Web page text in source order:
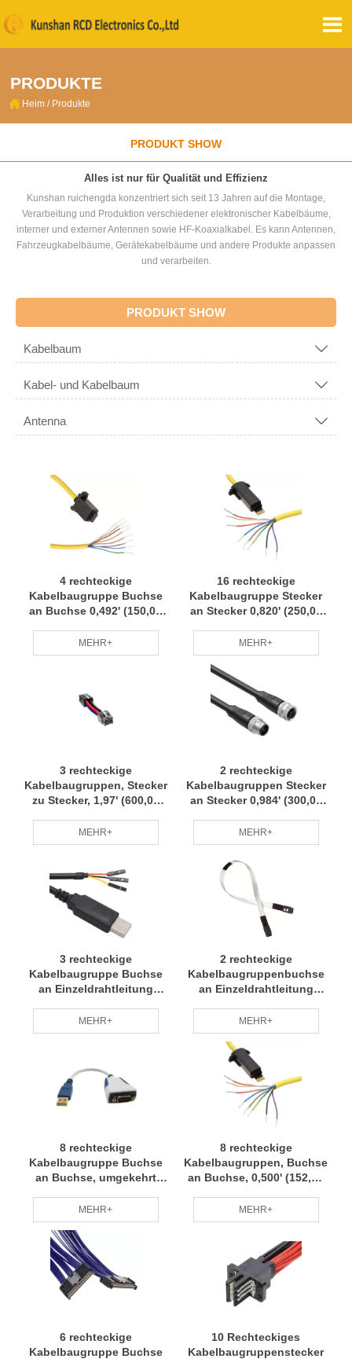

PRODUKTE
 Heim / Produkte
PRODUKT SHOW
Alles ist nur für Qualität und Effizienz
Kunshan ruichengda konzentriert sich seit 13 Jahren auf die Montage,
Verarbeitung und Produktion verschiedener elektronischer Kabelbäume,
interner und externer Antennen sowie HF-Koaxialkabel. Es kann Antennen,
Fahrzeugkabelbäume, Gerätekabelbäume und andere Produkte anpassen
und verarbeiten.
PRODUKT SHOW
Kabelbaum 
Kabel- und Kabelbaum 
Antenna 
4 rechteckige
Kabelbaugruppe Buchse
an Buchse 0,492' (150,00
Kleine Charge Anpassung
Professionelles Team RCD
MEHR+
16 rechteckige
Kabelbaugruppe Stecker
an Stecker 0,820' (250,00
Kleine Charge Anpassung
Professionelles Team RCD
MEHR+
3 rechteckige
Kabelbaugruppen, Stecker
zu Stecker, 1,97' (600,00
Kleinserien-Anpassung,
professionelles Team RCD
MEHR+
2 rechteckige
Kabelbaugruppen Stecker
an Stecker 0,984' (300,00
Kleine Charge Anpassung
Professionelles Team RCD
MEHR+
3 rechteckige
Kabelbaugruppe Buchse
an Einzeldrahtleitung
Kabelbaum Kleine Charge
Anpassung
MEHR+
2 rechteckige
Kabelbaugruppenbuchse
an Einzeldrahtleitung
Kabelbaum Kleine
Chargenanpassung
Professionelles Team RCD
MEHR+
8 rechteckige
Kabelbaugruppe Buchse
an Buchse, umgekehrt
Kabelbaum Kleine
Chargenanpassung
Professionelles Team RCD
MEHR+
8 rechteckige
Kabelbaugruppen, Buchse
an Buchse, 0,500' (152,40
Kleinserienanpassung,
professionelles Team RCD
MEHR+
6 rechteckige
Kabelbaugruppe Buchse
10 Rechteckiges
Kabelbaugruppenstecker